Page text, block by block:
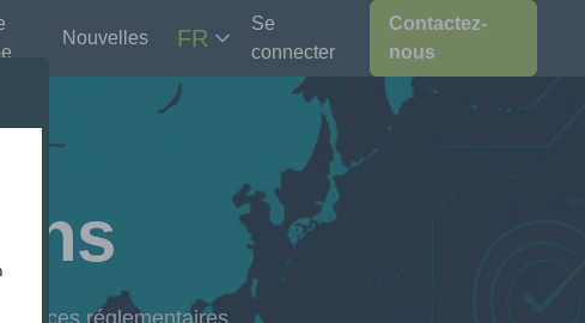
Nouvelles FR
Se
connecter
Contactez-
nous
réglementaires